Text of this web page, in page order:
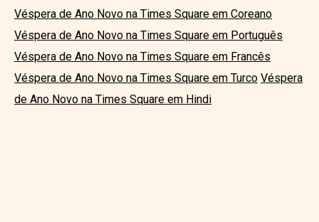
Véspera de Ano Novo na Times Square em Coreano
Véspera de Ano Novo na Times Square em Português
Véspera de Ano Novo na Times Square em Francês
Véspera de Ano Novo na Times Square em Turco Véspera
de Ano Novo na Times Square em Hindi